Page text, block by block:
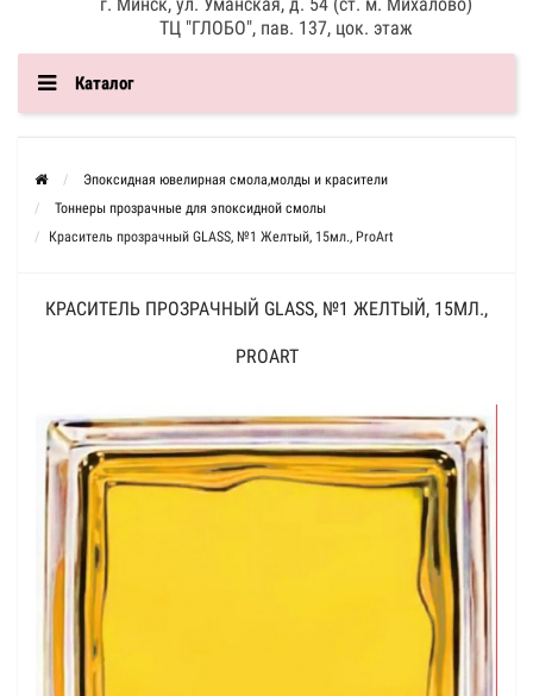
ТЦ "ГЛОБО", пав. 137, цок. этаж
Каталог
Эпоксидная ювелирная смола,молды и красители
Тоннеры прозрачные для эпоксидной смолы
Краситель прозрачный GLASS, №1 Желтый, 15мл., ProArt
КРАСИТЕЛЬ ПРОЗРАЧНЫЙ GLASS, №1 ЖЕЛТЫЙ, 15МЛ.,
PROART